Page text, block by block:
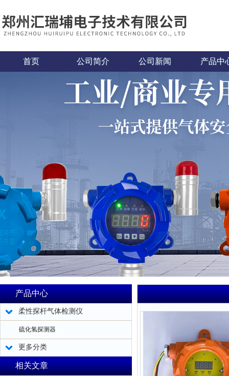
首页 公司简介 公司新闻 产品中
产品中心
柔性探杆气体检测仪
硫化氢探测器
更多分类
相关文章